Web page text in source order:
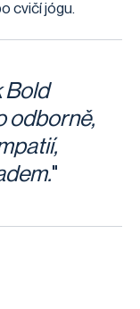
cvičí jógu.
Bold
odborně,
"